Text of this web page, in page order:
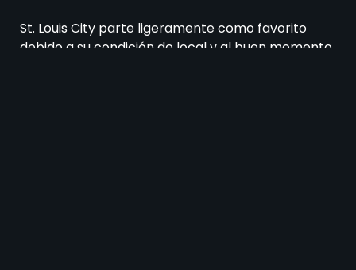
St. Louis City parte ligeramente como favorito
debido a su condición de local y al buen momento